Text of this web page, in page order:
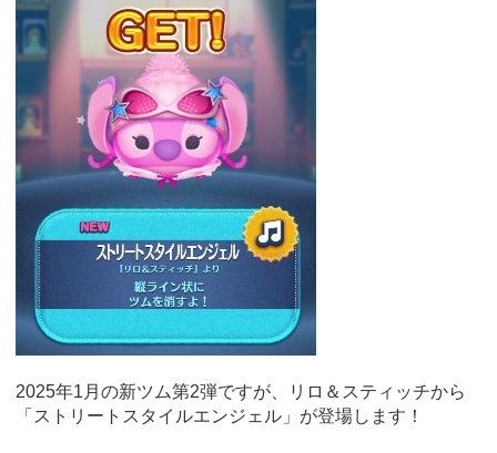
2025年1月の新ツム第2弾ですが、リロ＆スティッチから
「ストリートスタイルエンジェル」が登場します！